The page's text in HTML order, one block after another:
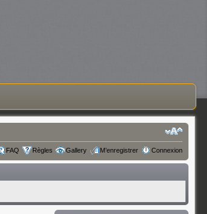
FAQ Règles Gallery M’enregistrer Connexion